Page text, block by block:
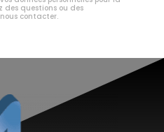
des questions ou des
contacter.